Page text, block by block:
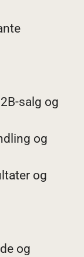
salg og
og
og
og